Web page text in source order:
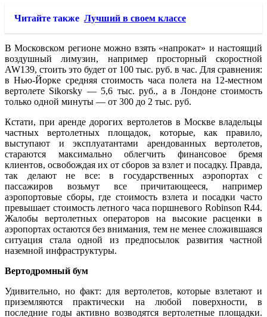
Читайте также Лучший в своем классе
В Московском регионе можно взять «напрокат» и настоящий
воздушный лимузин, например просторный скоростной
AW139, стоить это будет от 100 тыс. руб. в час. Для сравнения:
в Нью-Йорке средняя стоимость часа полета на 12-местном
вертолете Sikorsky — 5,6 тыс. руб., а в Лондоне стоимость
только одной минуты — от 300 до 2 тыс. руб.
Кстати, при аренде дорогих вертолетов в Москве владельцы
частных вертолетных площадок, которые, как правило,
выступают и эксплуатантами арендованных вертолетов,
стараются максимально облегчить финансовое бремя
клиентов, освобождая их от сборов за взлет и посадку. Правда,
так делают не все: в государственных аэропортах с
пассажиров возьмут все причитающееся, например
аэропортовые сборы, где стоимость взлета и посадки часто
превышает стоимость летного часа поршневого Robinson R44.
Жалобы вертолетных операторов на высокие расценки в
аэропортах остаются без внимания, тем не менее сложившаяся
ситуация стала одной из предпосылок развития частной
наземной инфраструктуры.
Вертодромный бум
Удивительно, но факт: для вертолетов, которые взлетают и
приземляются практически на любой поверхности, в
последние годы активно возводятся вертолетные площадки.